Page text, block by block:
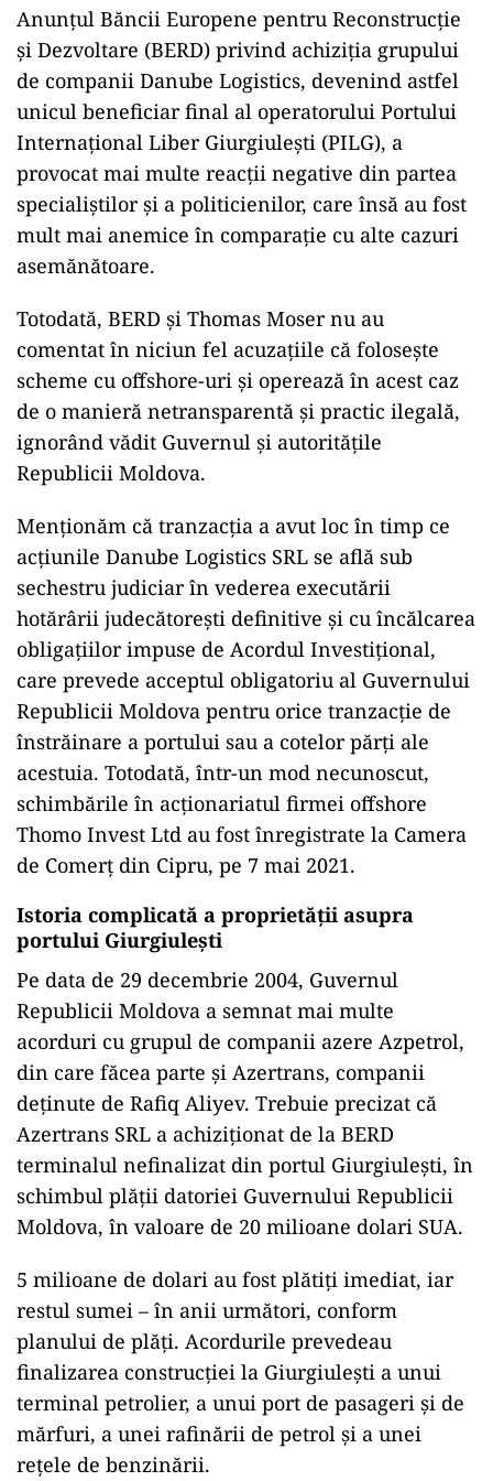
Anunțul Băncii Europene pentru Reconstrucție
și Dezvoltare (BERD) privind achiziția grupului
de companii Danube Logistics, devenind astfel
unicul beneficiar final al operatorului Portului
Internațional Liber Giurgiulești (PILG), a
provocat mai multe reacții negative din partea
specialiștilor și a politicienilor, care însă au fost
mult mai anemice în comparație cu alte cazuri
asemănătoare.
Totodată, BERD și Thomas Moser nu au
comentat în niciun fel acuzațiile că folosește
scheme cu offshore-uri și operează în acest caz
de o manieră netransparentă și practic ilegală,
ignorând vădit Guvernul și autoritățile
Republicii Moldova.
Menționăm că tranzacția a avut loc în timp ce
acțiunile Danube Logistics SRL se află sub
sechestru judiciar în vederea executării
hotărârii judecătorești definitive și cu încălcarea
obligațiilor impuse de Acordul Investițional,
care prevede acceptul obligatoriu al Guvernului
Republicii Moldova pentru orice tranzacție de
înstrăinare a portului sau a cotelor părți ale
acestuia. Totodată, într-un mod necunoscut,
schimbările în acționariatul firmei offshore
Thomo Invest Ltd au fost înregistrate la Camera
de Comerț din Cipru, pe 7 mai 2021.
Istoria complicată a proprietății asupra
portului Giurgiulești
Pe data de 29 decembrie 2004, Guvernul
Republicii Moldova a semnat mai multe
acorduri cu grupul de companii azere Azpetrol,
din care făcea parte și Azertrans, companii
deținute de Rafiq Aliyev. Trebuie precizat că
Azertrans SRL a achiziționat de la BERD
terminalul nefinalizat din portul Giurgiulești, în
schimbul plății datoriei Guvernului Republicii
Moldova, în valoare de 20 milioane dolari SUA.
5 milioane de dolari au fost plătiți imediat, iar
restul sumei – în anii următori, conform
planului de plăți. Acordurile prevedeau
finalizarea construcției la Giurgiulești a unui
terminal petrolier, a unui port de pasageri și de
mărfuri, a unei rafinării de petrol și a unei
rețele de benzinării.